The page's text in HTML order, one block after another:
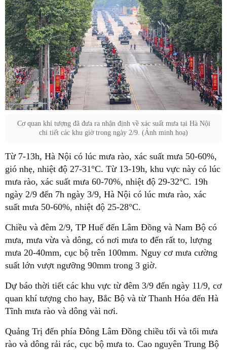
Cơ quan khí tượng đã đưa ra nhận định về xác suất mưa tại Hà Nội
chi tiết các khu giờ trong ngày 2/9. (Ảnh minh hoạ)
Từ 7-13h, Hà Nội có lúc mưa rào, xác suất mưa 50-60%,
gió nhẹ, nhiệt độ 27-31°C. Từ 13-19h, khu vực này có lúc
mưa rào, xác suất mưa 60-70%, nhiệt độ 29-32°C. 19h
ngày 2/9 đến 7h ngày 3/9, Hà Nội có lúc mưa rào, xác
suất mưa 50-60%, nhiệt độ 25-28°C.
Chiều và đêm 2/9, TP Huế đến Lâm Đồng và Nam Bộ có
mưa, mưa vừa và dông, có nơi mưa to đến rất to, lượng
mưa 20-40mm, cục bộ trên 100mm. Nguy cơ mưa cường
suất lớn vượt ngưỡng 90mm trong 3 giờ.
Dự báo thời tiết các khu vực từ đêm 3/9 đến ngày 11/9, cơ
quan khí tượng cho hay, Bắc Bộ và từ Thanh Hóa đến Hà
Tĩnh mưa rào và dông vài nơi.
Quảng Trị đến phía Đông Lâm Đồng chiều tối và tối mưa
rào và dông rải rác, cục bộ mưa to. Cao nguyên Trung Bộ